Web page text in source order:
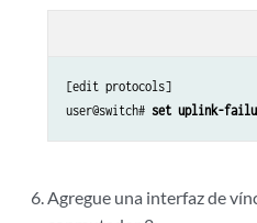
[edit protocols]
user@switch# set uplink-
Agregue una interfaz de